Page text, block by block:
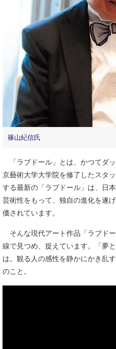
篠山紀信氏
「ラブドール」とは、かつてダ
京藝術大学大学院を修了したスタ
する最新の「ラブドール」は、日
芸術性をもって、独自の進化を遂
価されています。
そんな現代アート作品「ラブド
線で見つめ、捉えています。「夢
は。観る人の感性を静かにかき乱
のこと。